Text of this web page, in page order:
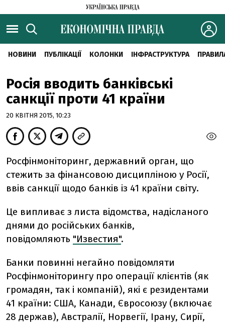
НОВИНИ ПУБЛІКАЦІЇ КОЛОНКИ ІНФРАСТРУКТУРА
Росія вводить банківські
санкції проти 41 країни
20 КВІТНЯ 2015, 10:23
Росфінмоніторинг, державний орган, що
стежить за фінансовою дисципліною у Росії,
ввів санкції щодо банків із 41 країни світу.
Це випливає з листа відомства, надісланого
днями до російських банків,
повідомляють "Известия".
Банки повинні негайно повідомляти
Росфінмоніторингу про операції клієнтів (як
громадян, так і компаній), які є резидентами
41 країни: США, Канади, Євросоюзу (включає
28 держав), Австралії, Норвегії, Ірану, Сирії,